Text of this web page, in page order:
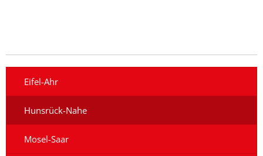
Eifel-Ahr
Hunsrück-Nahe
Mosel-Saar